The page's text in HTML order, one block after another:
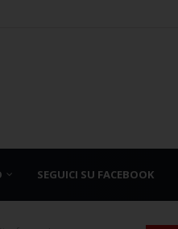
SEGUICI SU FACEBOOK